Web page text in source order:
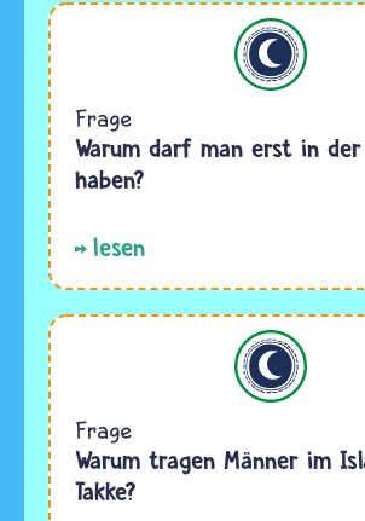
Frage
Warum darf man erst in der
haben?
lesen
Frage
Warum tragen Männer im
Takke?